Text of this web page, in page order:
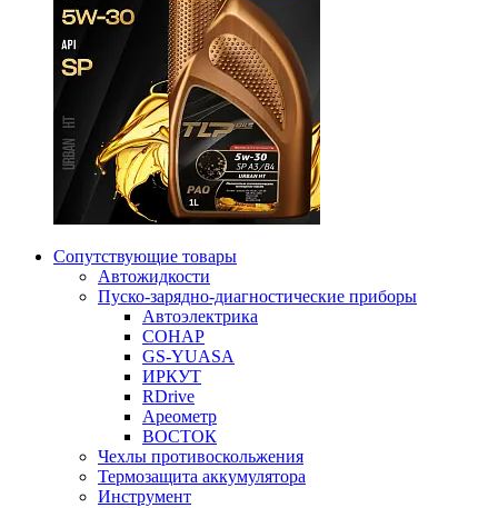
Сопутствующие товары
Автожидкости
Пуско-зарядно-диагностические приборы
Автоэлектрика
СОНАР
GS-YUASA
ИРКУТ
RDrive
Ареометр
ВОСТОК
Чехлы противоскольжения
Термозащита аккумулятора
Инструмент